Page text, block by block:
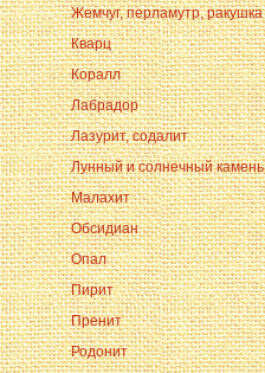
Жемчуг, перламутр, ракушка
Кварц
Коралл
Лабрадор
Лазурит, содалит
Лунный и солнечный камень
Малахит
Обсидиан
Опал
Пирит
Пренит
Родонит